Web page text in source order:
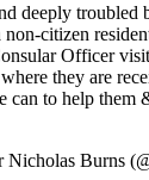
deeply troubled
non-citizen
Officer
they are
can to help them
Nicholas Burns